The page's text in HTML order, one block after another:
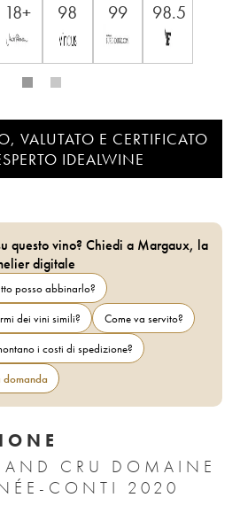
18+ 98 99 98.5
VALUTATO E CERTIFICATO
IDEALWINE
questo vino? Chiedi a Margaux, la
digitale
posso abbinarlo?
dei vini simili?
Come va servito?
i costi di spedizione?
domanda
CRU DOMAINE
DE LA ROMANÉE-CONTI 2020